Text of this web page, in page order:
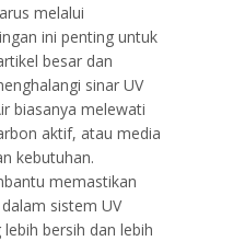
melalui
ini penting untuk
besar dan
sinar UV
biasanya melewati
aktif, atau media
kebutuhan.
memastikan
sistem UV
bersih dan lebih